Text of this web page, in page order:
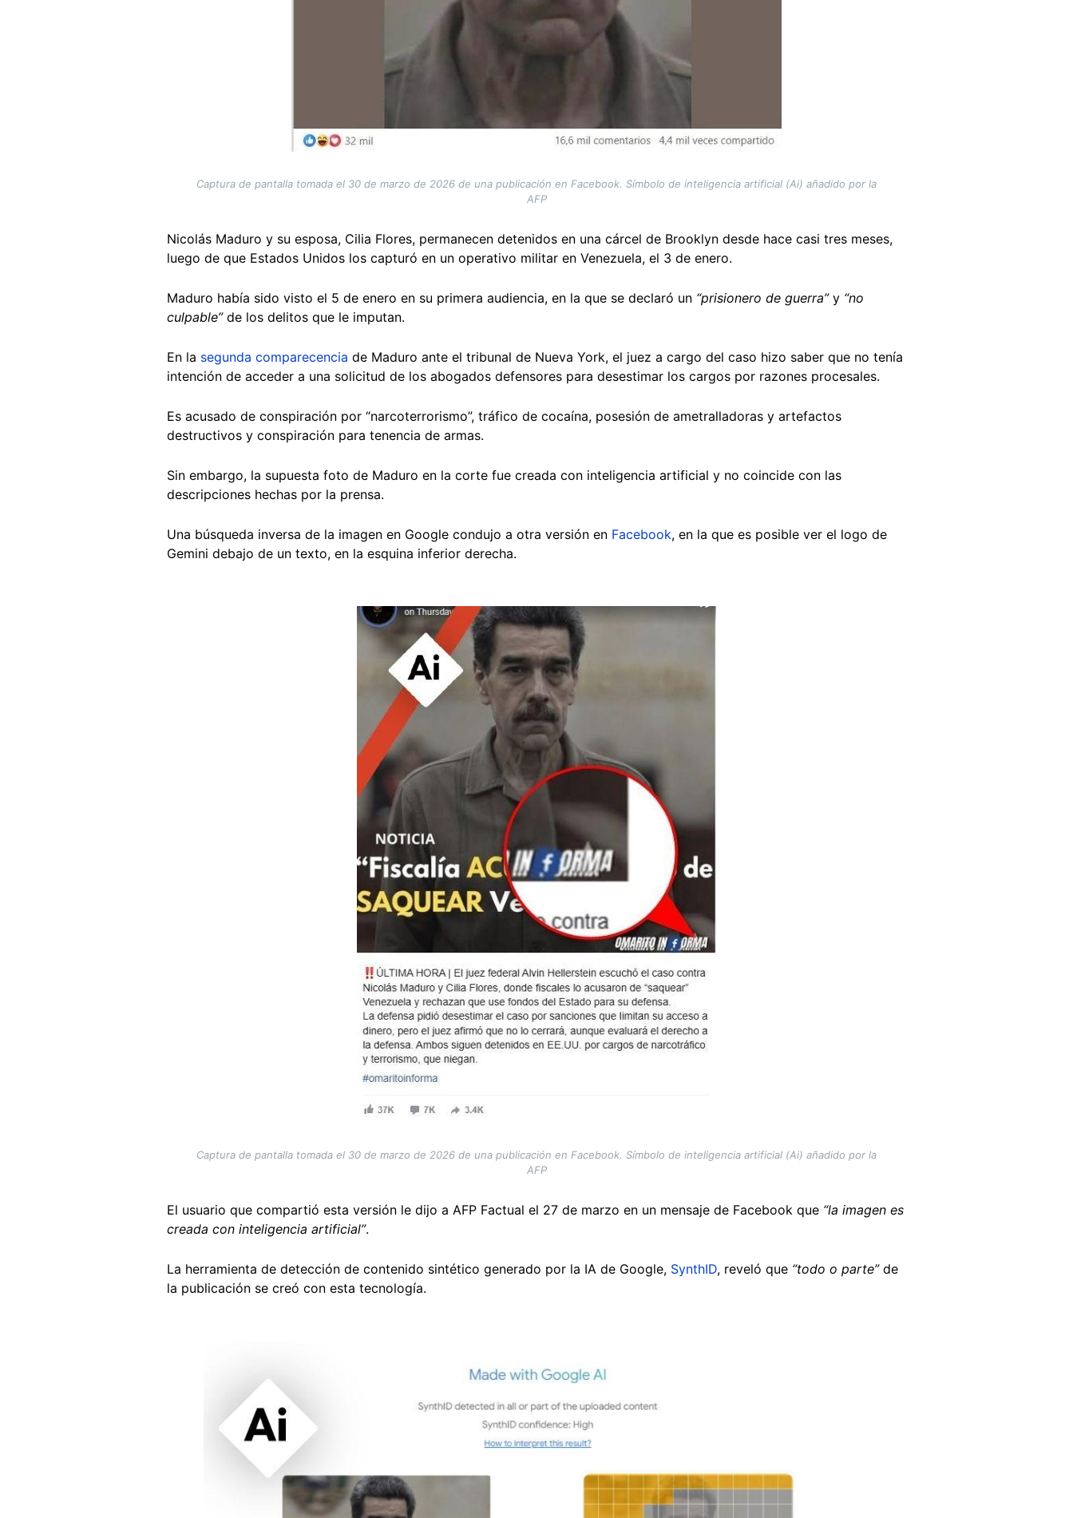
Captura de pantalla tomada el 30 de marzo de 2026 de una publicación en Facebook. Símbolo de inteligencia artificial (Ai) añadido por la
AFP
Nicolás Maduro y su esposa, Cilia Flores, permanecen detenidos en una cárcel de Brooklyn desde hace casi tres meses,
luego de que Estados Unidos los capturó en un operativo militar en Venezuela, el 3 de enero.
Maduro había sido visto el 5 de enero en su primera audiencia, en la que se declaró un “prisionero de guerra”y “no
culpable”de los delitos que le imputan.
En la segunda comparecencia de Maduro ante el tribunal de Nueva York, el juez a cargo del caso hizo saber que no tenía
intención de acceder a una solicitud de los abogados defensores para desestimar los cargos por razones procesales.
Es acusado de conspiración por “narcoterrorismo”, tráfico de cocaína, posesión de ametralladoras y artefactos
destructivos y conspiración para tenencia de armas.
Sin embargo, la supuesta foto de Maduro en la corte fue creada con inteligencia artificial y no coincide con las
descripciones hechas por la prensa.
Una búsqueda inversa de la imagen en Google condujo a otra versión en Facebook, en la que es posible ver el logo de
Gemini debajo de un texto, en la esquina inferior derecha.
Captura de pantalla tomada el 30 de marzo de 2026 de una publicación en Facebook. Símbolo de inteligencia artificial (Ai) añadido por la
AFP
El usuario que compartió esta versión le dijo a AFP Factual el 27 de marzo en un mensaje de Facebook que “la imagen es
creada con inteligencia artificial”.
La herramienta de detección de contenido sintético generado por la IA de Google, SynthID, reveló que “todo o parte”de
la publicación se creó con esta tecnología.